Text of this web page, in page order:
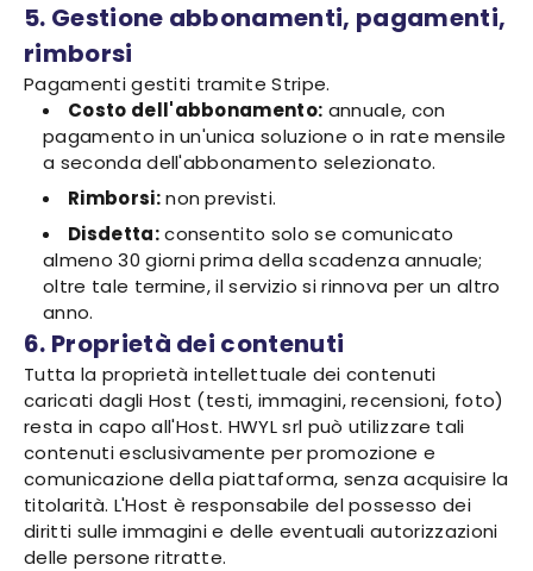
5. Gestione abbonamenti, pagamenti,
rimborsi
Pagamenti gestiti tramite Stripe.
Costo dell'abbonamento: annuale, con
pagamento in un'unica soluzione o in rate mensile
a seconda dell'abbonamento selezionato.
Rimborsi:non previsti.
Disdetta:consentito solo se comunicato
almeno 30 giorni prima della scadenza annuale;
oltre tale termine, il servizio si rinnova per un altro
anno.
6. Proprietà dei contenuti
Tutta la proprietà intellettuale dei contenuti
caricati dagli Host (testi, immagini, recensioni, foto)
resta in capo all'Host. HWYL srl può utilizzare tali
contenuti esclusivamente per promozione e
comunicazione della piattaforma, senza acquisire la
titolarità. L'Host è responsabile del possesso dei
diritti sulle immagini e delle eventuali autorizzazioni
delle persone ritratte.